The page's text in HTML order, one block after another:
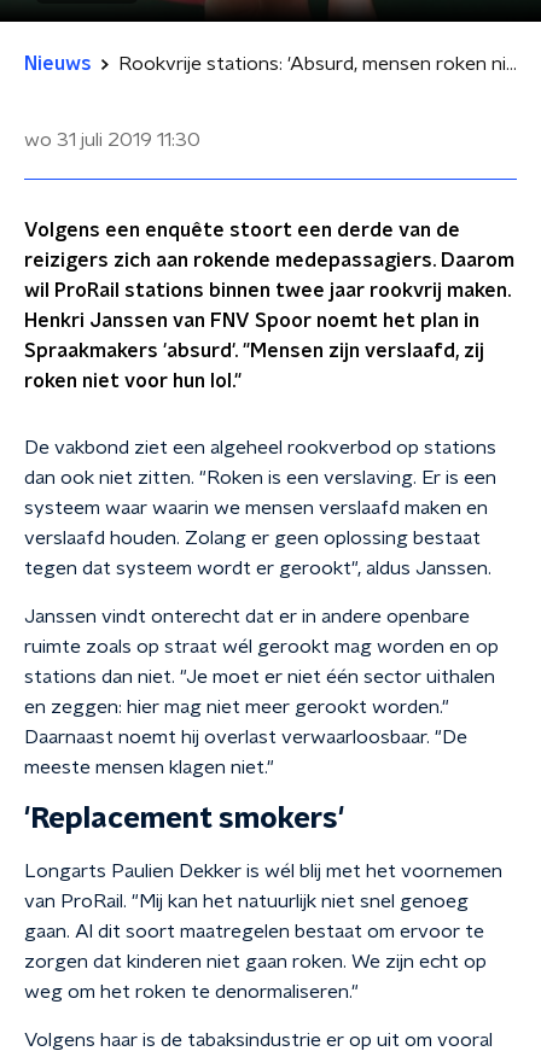
Nieuws Rookvrije stations: 'Absurd, mensen roken niet voor de lol'
wo 31 juli 2019 11:30
Volgens een enquête stoort een derde van de
reizigers zich aan rokende medepassagiers. Daarom
wil ProRail stations binnen twee jaar rookvrij maken.
Henkri Janssen van FNV Spoor noemt het plan in
Spraakmakers 'absurd'. "Mensen zijn verslaafd, zij
roken niet voor hun lol."
De vakbond ziet een algeheel rookverbod op stations
dan ook niet zitten. "Roken is een verslaving. Er is een
systeem waar waarin we mensen verslaafd maken en
verslaafd houden. Zolang er geen oplossing bestaat
tegen dat systeem wordt er gerookt", aldus Janssen.
Janssen vindt onterecht dat er in andere openbare
ruimte zoals op straat wél gerookt mag worden en op
stations dan niet. "Je moet er niet één sector uithalen
en zeggen: hier mag niet meer gerookt worden."
Daarnaast noemt hij overlast verwaarloosbaar. "De
meeste mensen klagen niet."
'Replacement smokers'
Longarts Paulien Dekker is wél blij met het voornemen
van ProRail. "Mij kan het natuurlijk niet snel genoeg
gaan. Al dit soort maatregelen bestaat om ervoor te
zorgen dat kinderen niet gaan roken. We zijn echt op
weg om het roken te denormaliseren."
Volgens haar is de tabaksindustrie er op uit om vooral